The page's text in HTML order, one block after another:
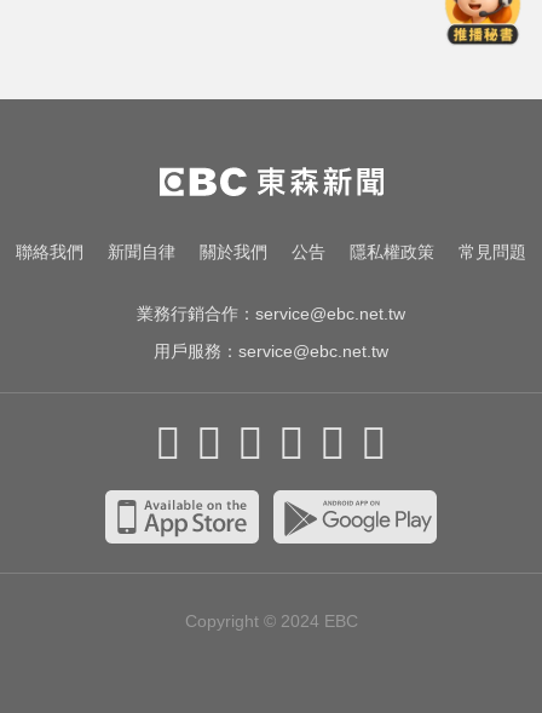
難、2萬戶停電
高雄恐怖車禍！電動車失控連撞13
車 車頭嚴重變形
快訊／白海豚逼近！新竹縣尖石、
聯絡我們 新聞自律 關於我們 公告 隱私權政策 常見問題
業務行銷合作： service@ebc.net.tw
用戶服務： service@ebc.net.tw
Copyright © 2024 EBC